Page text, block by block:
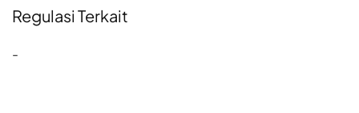
Regulasi Terkait
-